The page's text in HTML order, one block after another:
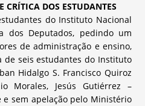
CRÍTICA DOS ESTUDANTES
do Instituto Nacional
dos Deputados, pedindo um
de administração e ensino,
de seis estudantes do Instituto
Hidalgo S. Francisco Quiroz
Morales, Je­sús Gutiérrez –
sem apelação pelo Ministério